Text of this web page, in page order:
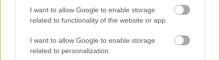
I want to allow Google to enable storage
related to functionality of the website or app.
I want to allow Google to enable storage
related to personalization.
Másfélszeresére bővítik
Hódmezővásárhely jó hírű református